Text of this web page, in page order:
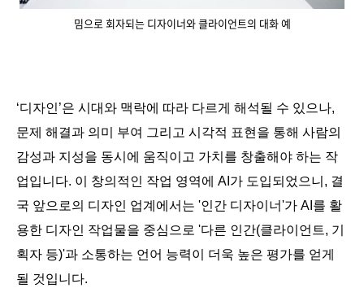
밈으로 회자되는 디자이너와 클라이언트의 대화 예
‘디자인’은 시대와 맥락에 따라 다르게 해석될 수 있으나,
문제 해결과 의미 부여 그리고 시각적 표현을 통해 사람의
감성과 지성을 동시에 움직이고 가치를 창출해야 하는 작
업입니다. 이 창의적인 작업 영역에 AI가 도입되었으니, 결
국 앞으로의 디자인 업계에서는 '인간 디자이너'가 AI를 활
용한 디자인 작업물을 중심으로 '다른 인간(클라이언트, 기
획자 등)'과 소통하는 언어 능력이 더욱 높은 평가를 얻게
될 것입니다.